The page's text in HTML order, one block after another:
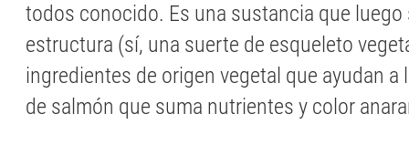
todos conocido. Es una sustancia que luego
estructura (sí, una suerte de esqueleto
ingredientes de origen vegetal que ayudan a
de salmón que suma nutrientes y color